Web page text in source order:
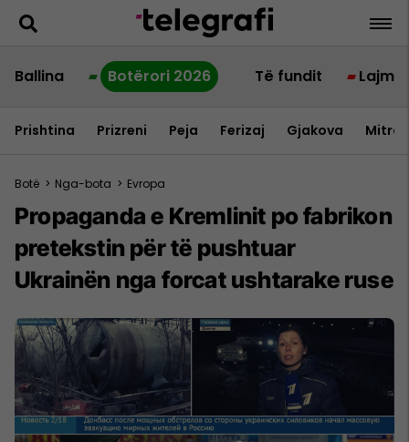
Ballina Botërori 2026 Të fundit Lajme
Prishtina Prizreni Peja Ferizaj Gjakova
Botë > Nga-bota > Evropa
Propaganda e Kremlinit po fabrikon
pretekstin për të pushtuar
Ukrainën nga forcat ushtarake ruse